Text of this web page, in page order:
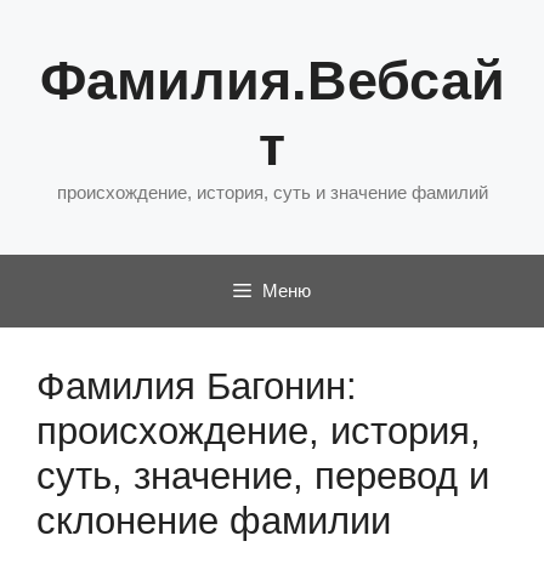
содержимому
Фамилия.Вебсай
т
происхождение, история, суть и значение фамилий
Меню
Фамилия Багонин:
происхождение, история,
суть, значение, перевод и
склонение фамилии